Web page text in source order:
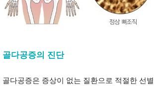
골다공증의 진단
골다공증은 증상이 없는 질환으로 적절한 선